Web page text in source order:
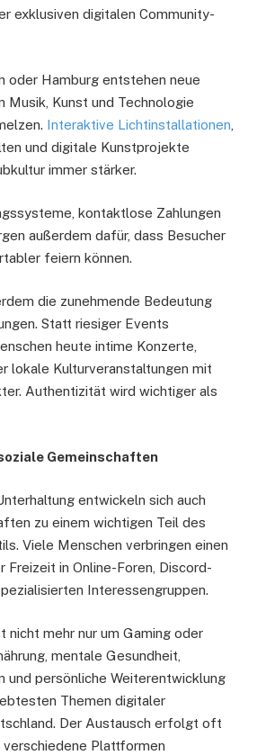
exklusiven digitalen Community-
oder Hamburg entstehen neue
Musik, Kunst und Technologie
Interaktive Lichtinstallationen
und digitale Kunstprojekte
immer stärker.
kontaktlose Zahlungen
außerdem dafür, dass Besucher
feiern können.
die zunehmende Bedeutung
Statt riesiger Events
heute intime Konzerte,
lokale Kulturveranstaltungen mit
Authentizität wird wichtiger als
Gemeinschaften
entwickeln sich auch
zu einem wichtigen Teil des
Viele Menschen verbringen einen
Freizeit in Online-Foren, Discord-
Interessengruppen.
nicht mehr nur um Gaming oder
mentale Gesundheit,
und persönliche Weiterentwicklung
Themen digitaler
Der Austausch erfolgt oft
Plattformen